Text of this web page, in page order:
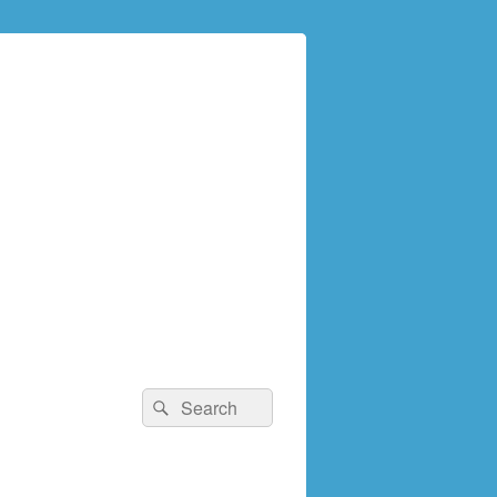
検
索:
検
索